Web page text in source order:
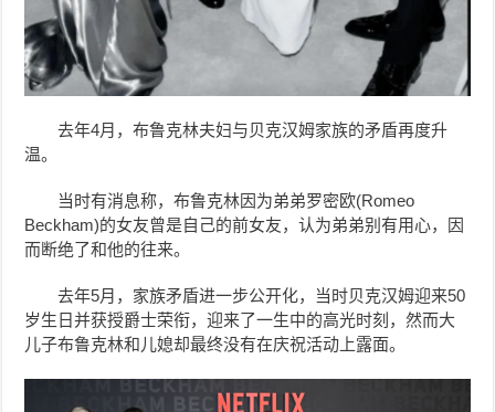
去年4月，布鲁克林夫妇与贝克汉姆家族的矛盾再度升
温。
当时有消息称，布鲁克林因为弟弟罗密欧(Romeo
Beckham)的女友曾是自己的前女友，认为弟弟别有用心，因
而断绝了和他的往来。
去年5月，家族矛盾进一步公开化，当时贝克汉姆迎来50
岁生日并获授爵士荣衔，迎来了一生中的高光时刻，然而大
儿子布鲁克林和儿媳却最终没有在庆祝活动上露面。